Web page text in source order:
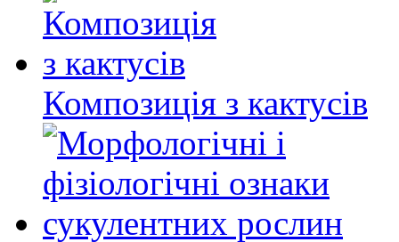
Композиція з кактусів